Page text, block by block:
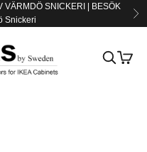
VÄRMDÖ SNICKERI | BESÖK
Snickeri
Öppna